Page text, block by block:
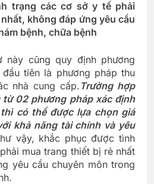
trạng các cơ sở y tế phải
không đáp ứng yêu cầu
bệnh, chữa bệnh
này cũng quy định phương
tiên là phương pháp thu
nhà cung cấp. Trường hợp
02 phương pháp xác định
có thể được lựa chọn giá
khả năng tài chính và yêu
vậy, khắc phục được tình
mua trang thiết bị rẻ nhất
yêu cầu chuyên môn trong